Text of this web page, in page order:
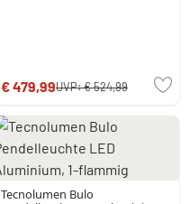
€ 479,99UVP:€ 524,99
Tecnolumen Bulo